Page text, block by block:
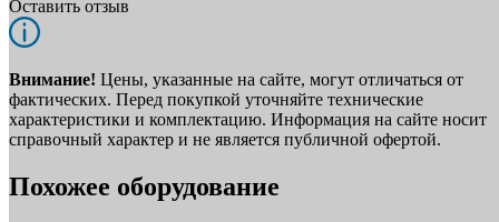
Оставить отзыв
Внимание! Цены, указанные на сайте, могут отличаться от
фактических. Перед покупкой уточняйте технические
характеристики и комплектацию. Информация на сайте носит
справочный характер и не является публичной офертой.
Похожее оборудование